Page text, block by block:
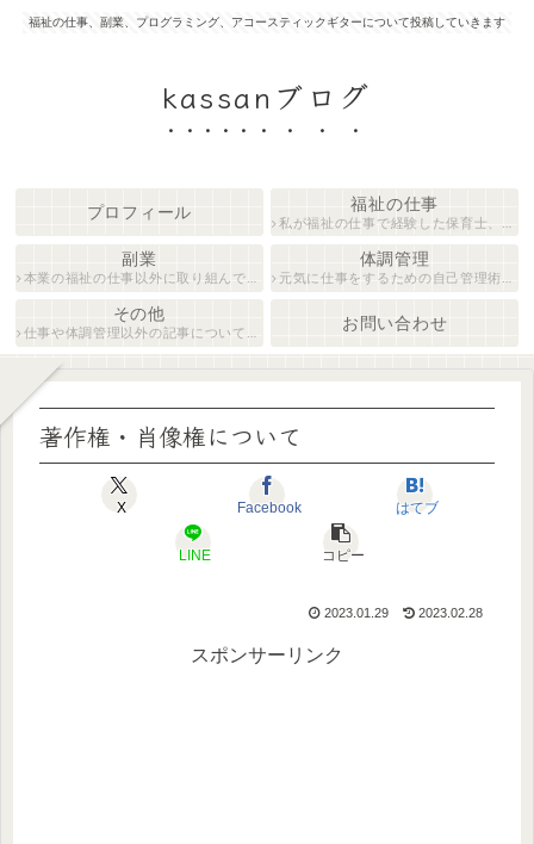
福祉の仕事、副業、プログラミング、アコースティックギターについて投稿していきます
kassanブログ
プロフィール 福祉の仕事
私が福祉の仕事で経験した保育士、障がい者生活支援員について紹介します。
副業
本業の福祉の仕事以外に取り組んでいる仕事について紹介します。
体調管理
元気に仕事をするための自己管理術について説明します。
その他
仕事や体調管理以外の記事について執筆しています。
お問い合わせ
著作権・肖像権について
X Facebook はてブ
LINE コピー
2023.01.29 2023.02.28
スポンサーリンク